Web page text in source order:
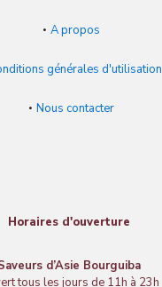
A propos
générales d'utilisation
Nous contacter
Horaires d'ouverture
d’Asie Bourguiba
tous les jours de 11h à 23h